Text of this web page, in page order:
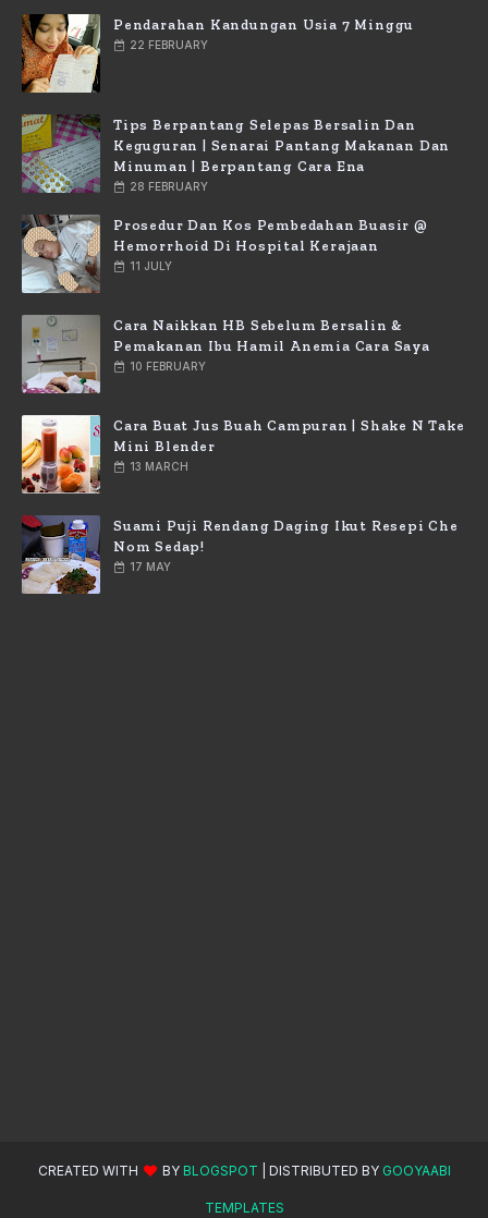
Pendarahan Kandungan Usia 7 Minggu
22 FEBRUARY
Tips Berpantang Selepas Bersalin Dan
Keguguran | Senarai Pantang Makanan Dan
Minuman | Berpantang Cara Ena
28 FEBRUARY
Prosedur Dan Kos Pembedahan Buasir @
Hemorrhoid Di Hospital Kerajaan
11 JULY
Cara Naikkan HB Sebelum Bersalin &
Pemakanan Ibu Hamil Anemia Cara Saya
10 FEBRUARY
Cara Buat Jus Buah Campuran | Shake N Take
Mini Blender
13 MARCH
Suami Puji Rendang Daging Ikut Resepi Che
Nom Sedap!
17 MAY
CREATED WITH BY BLOGSPOT | DISTRIBUTED BY GOOYAABI
TEMPLATES